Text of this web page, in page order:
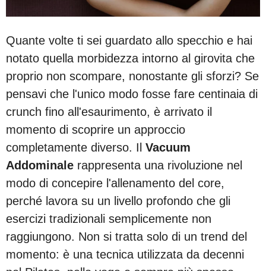
Quante volte ti sei guardato allo specchio e hai
notato quella morbidezza intorno al girovita che
proprio non scompare, nonostante gli sforzi? Se
pensavi che l'unico modo fosse fare centinaia di
crunch fino all'esaurimento, è arrivato il
momento di scoprire un approccio
completamente diverso. Il Vacuum
Addominale rappresenta una rivoluzione nel
modo di concepire l'allenamento del core,
perché lavora su un livello profondo che gli
esercizi tradizionali semplicemente non
raggiungono. Non si tratta solo di un trend del
momento: è una tecnica utilizzata da decenni